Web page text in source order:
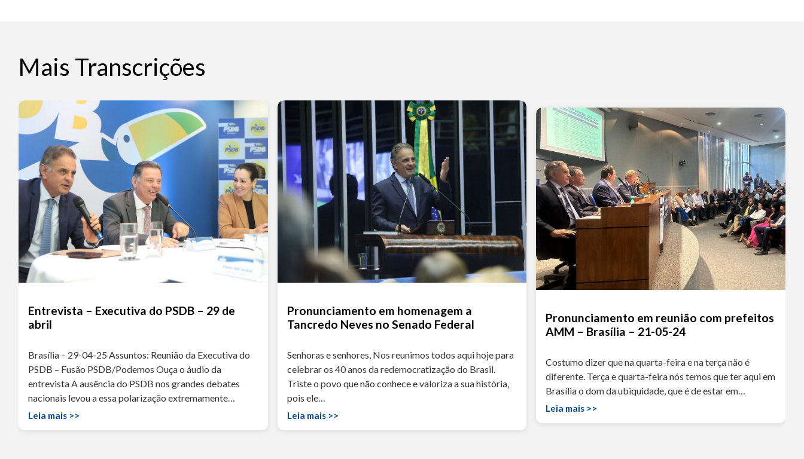
Mais Transcrições
Entrevista – Executiva do PSDB – 29 de
abril
Brasília – 29-04-25 Assuntos: Reunião da Executiva do
PSDB – Fusão PSDB/Podemos Ouça o áudio da
entrevista A ausência do PSDB nos grandes debates
nacionais levou a essa polarização extremamente…
Leia mais >>
Pronunciamento em homenagem a
Tancredo Neves no Senado Federal
Senhoras e senhores, Nos reunimos todos aqui hoje para
celebrar os 40 anos da redemocratização do Brasil.
Triste o povo que não conhece e valoriza a sua história,
pois ele…
Leia mais >>
Pronunciamento em reunião com prefeitos
AMM – Brasília – 21-05-24
Costumo dizer que na quarta-feira e na terça não é
diferente. Terça e quarta-feira nós temos que ter aqui em
Brasília o dom da ubiquidade, que é de estar em…
Leia mais >>